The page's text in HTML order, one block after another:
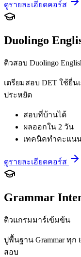
ดูรายละเอียดคอร์ส
Duolingo
ติวสอบ Duolingo
เตรียมสอบ DET ใช้ยื่น
ประหยัด
สอบที่บ้านได้
ผลออกใน 2 วัน
เทคนิคทำคะแนน
ดูรายละเอียดคอร์ส
Grammar
ติวแกรมมาร์เข้มข้น
ปูพื้นฐาน Grammar ทุก
สอบ